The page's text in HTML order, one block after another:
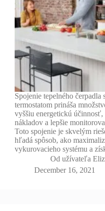
Spojenie tepelného čerpadla
termostatom prináša
vyššiu energetickú účinnosť,
nákladov a lepšie
Toto spojenie je skvelým
hľadá spôsob, ako
vykurovacieho systému a
Od užívateľa
December 16, 2021